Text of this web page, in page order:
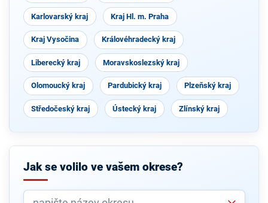
Karlovarský kraj Kraj Hl. m. Praha
Kraj Vysočina Královéhradecký kraj
Liberecký kraj Moravskoslezský kraj
Olomoucký kraj Pardubický kraj Plzeňský kraj
Středočeský kraj Ústecký kraj Zlínský kraj
Jak se volilo ve vašem okrese?